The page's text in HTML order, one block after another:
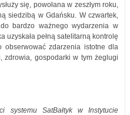
się, powołana w zeszłym roku,
siedzibą w Gdańsku. W czwartek,
bardzo ważnego wydarzenia w
uzyskała pełną satelitarną kontrolę
obserwować zdarzenia istotne dla
zdrowia, gospodarki w tym żeglugi
systemu SatBałtyk w Instytucie